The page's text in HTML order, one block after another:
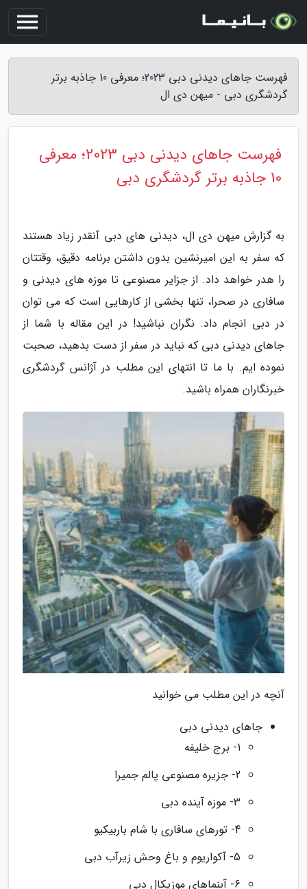
فهرست جاهای دیدنی دبی 2023؛ معرفی 10 جاذبه برتر
گردشگری دبی - میهن دی ال
فهرست جاهای دیدنی دبی 2023؛ معرفی
10 جاذبه برتر گردشگری دبی
به گزارش میهن دی ال، دیدنی های دبی آنقدر زیاد هستند
که سفر به این امیرنشین بدون داشتن برنامه دقیق، وقتتان
را هدر خواهد داد. از جزایر مصنوعی تا موزه های دیدنی و
سافاری در صحرا، تنها بخشی از کارهایی است که می توان
در دبی انجام داد. نگران نباشید! در این مقاله با شما از
جاهای دیدنی دبی که نباید در سفر از دست بدهید، صحبت
نموده ایم. با ما تا انتهای این مطلب در آژانس گردشگری
خبرنگاران همراه باشید.
آنچه در این مطلب می خوانید
جاهای دیدنی دبی
1- برج خلیفه
2- جزیره مصنوعی پالم جمیرا
3- موزه آینده دبی
4- تورهای سافاری با شام باربیکیو
5- آکواریوم و باغ وحش زیرآب دبی
6- آبنماهای موزیکال دبی